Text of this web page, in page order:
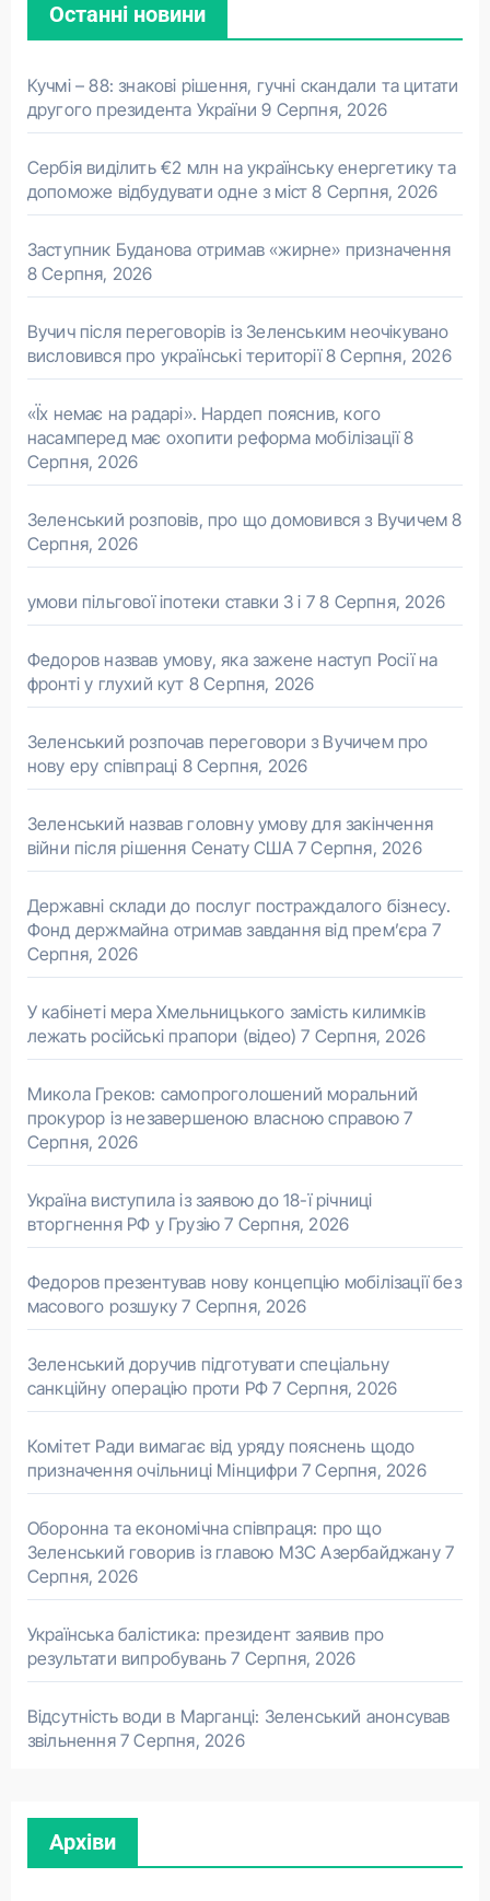
Останні новини
Кучмі – 88: знакові рішення, гучні скандали та цитати
другого президента України 9 Серпня, 2026
Сербія виділить €2 млн на українську енергетику та
допоможе відбудувати одне з міст 8 Серпня, 2026
Заступник Буданова отримав «жирне» призначення
8 Серпня, 2026
Вучич після переговорів із Зеленським неочікувано
висловився про українські території 8 Серпня, 2026
«Їх немає на радарі». Нардеп пояснив, кого
насамперед має охопити реформа мобілізації 8
Серпня, 2026
Зеленський розповів, про що домовився з Вучичем 8
Серпня, 2026
умови пільгової іпотеки ставки 3 і 7 8 Серпня, 2026
Федоров назвав умову, яка зажене наступ Росії на
фронті у глухий кут 8 Серпня, 2026
Зеленський розпочав переговори з Вучичем про
нову еру співпраці 8 Серпня, 2026
Зеленський назвав головну умову для закінчення
війни після рішення Сенату США 7 Серпня, 2026
Державні склади до послуг постраждалого бізнесу.
Фонд держмайна отримав завдання від прем’єра 7
Серпня, 2026
У кабінеті мера Хмельницького замість килимків
лежать російські прапори (відео) 7 Серпня, 2026
Микола Греков: самопроголошений моральний
прокурор із незавершеною власною справою 7
Серпня, 2026
Україна виступила із заявою до 18-ї річниці
вторгнення РФ у Грузію 7 Серпня, 2026
Федоров презентував нову концепцію мобілізації без
масового розшуку 7 Серпня, 2026
Зеленський доручив підготувати спеціальну
санкційну операцію проти РФ 7 Серпня, 2026
Комітет Ради вимагає від уряду пояснень щодо
призначення очільниці Мінцифри 7 Серпня, 2026
Оборонна та економічна співпраця: про що
Зеленський говорив із главою МЗС Азербайджану 7
Серпня, 2026
Українська балістика: президент заявив про
результати випробувань 7 Серпня, 2026
Відсутність води в Марганці: Зеленський анонсував
звільнення 7 Серпня, 2026
Архіви